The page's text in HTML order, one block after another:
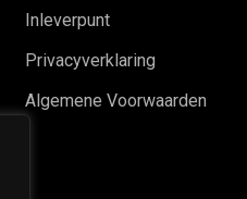
Inleverpunt
Privacyverklaring
Algemene Voorwaarden